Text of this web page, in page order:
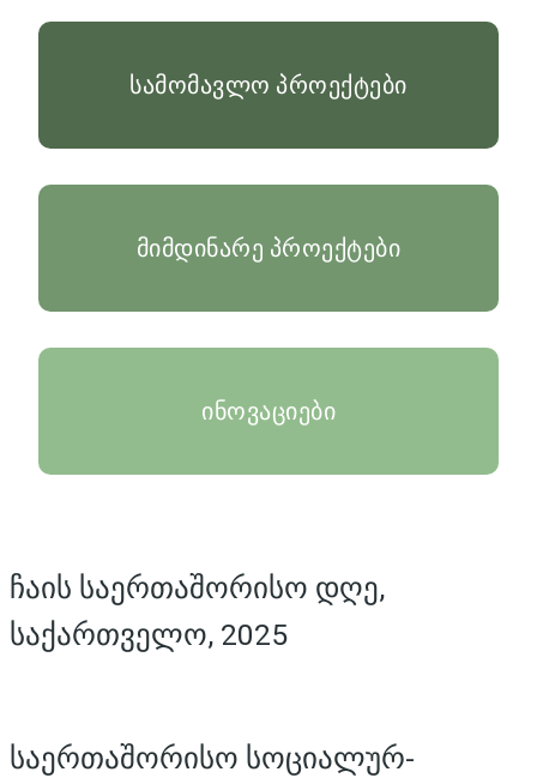
სამომავლო პროექტები
მიმდინარე პროექტები
ინოვაციები
ჩაის საერთაშორისო დღე,
საქართველო, 2025
საერთაშორისო სოციალურ-